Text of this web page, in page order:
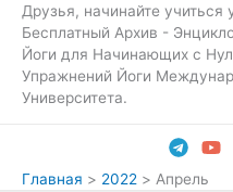
Друзья, начинайте
Бесплатный Архив -
Йоги для Начинающих с
Упражнений Йоги
Университета.
Главная 2022 Апрель